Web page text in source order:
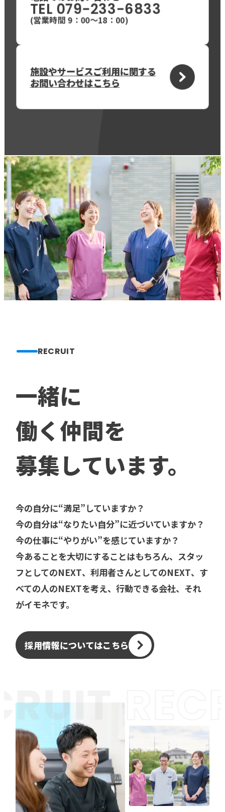
TEL 079-233-6833
(営業時間 9：00〜18：00)
施設やサービスご利用に関する
お問い合わせはこちら
RECRUIT
一緒に
働く仲間を
募集しています。
今の自分に“満足”していますか？
今の自分は“なりたい自分”に近づいていますか？
今の仕事に“やりがい”を感じていますか？
今あることを大切にすることはもちろん、スタッ
フとしてのNEXT、利用者さんとしてのNEXT、す
べての人のNEXTを考え、行動できる会社、それ
がイモネです。
採用情報についてはこちら